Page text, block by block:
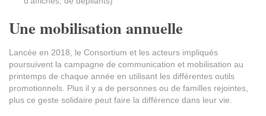
Une mobilisation annuelle
Lancée en 2018, le Consortium et les acteurs impliqués
poursuivent la campagne de communication et mobilisation au
printemps de chaque année en utilisant les différentes outils
promotionnels. Plus il y a de personnes ou de familles rejointes,
plus ce geste solidaire peut faire la différence dans leur vie.